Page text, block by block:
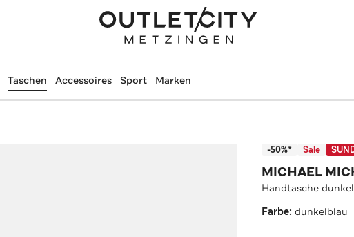
Taschen Accessoires Sport Marken
-50%* Sale
MICHAEL
Handtasche
Farbe:dunkelblau